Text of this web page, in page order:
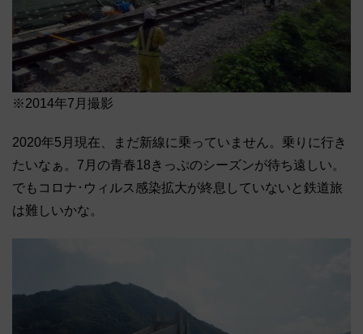
※2014年7月撮影
2020年5月現在、まだ新線に乗っていません。乗りに行き
たいなぁ。7月の青春18きっぷのシーズンが待ち遠しい。
でもコロナ･ウィルス感染拡大が終息していないと鉄道旅
は難しいかな。